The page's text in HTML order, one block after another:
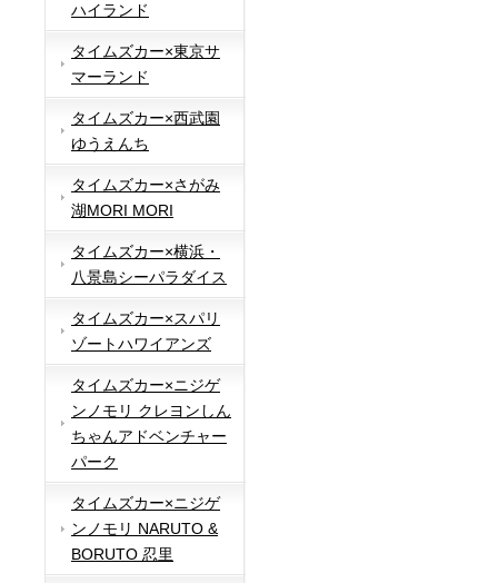
ハイランド
タイムズカー×東京サ
マーランド
タイムズカー×西武園
ゆうえんち
タイムズカー×さがみ
湖MORI MORI
タイムズカー×横浜・
八景島シーパラダイス
タイムズカー×スパリ
ゾートハワイアンズ
タイムズカー×ニジゲ
ンノモリ クレヨンしん
ちゃんアドベンチャー
パーク
タイムズカー×ニジゲ
ンノモリ NARUTO &
BORUTO 忍里